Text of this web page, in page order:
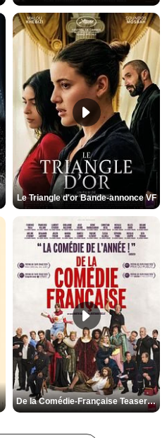
Le Triangle d'or Bande-annonce VF
De la Comédie-Française Teaser VF